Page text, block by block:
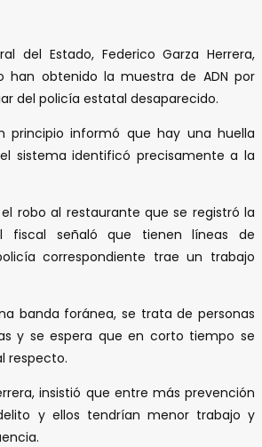
del Estado, Federico Garza Herrera,
han obtenido la muestra de ADN por
del policía estatal desaparecido.
principio informó que hay una huella
sistema identificó precisamente a la
robo al restaurante que se registró la
fiscal señaló que tienen líneas de
correspondiente trae un trabajo
banda foránea, se trata de personas
y se espera que en corto tiempo se
respecto.
insistió que entre más prevención
y ellos tendrían menor trabajo y